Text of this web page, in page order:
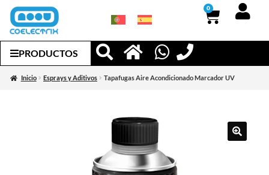
0
PRODUCTOS
Inicio Esprays y Aditivos Tapafugas Aire Acondicionado Marcador UV